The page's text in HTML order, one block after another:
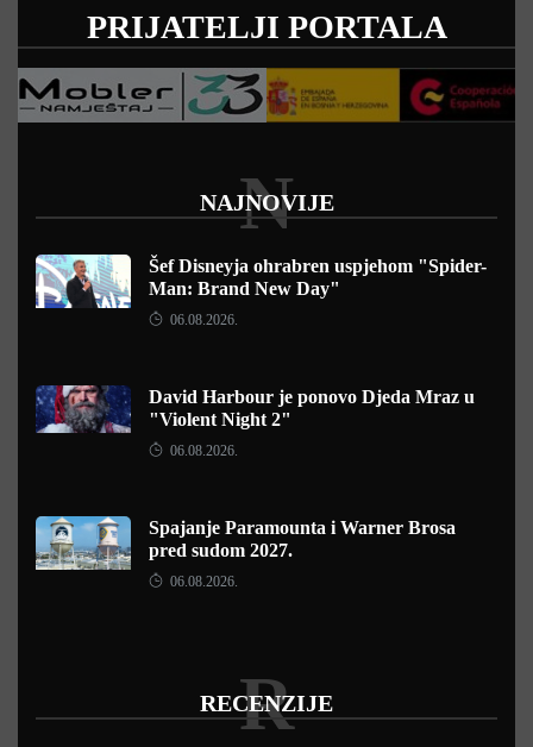
PRIJATELJI PORTALA
NAJNOVIJE
N
Šef Disneyja ohrabren uspjehom "Spider-
Man: Brand New Day"
06.08.2026.
David Harbour je ponovo Djeda Mraz u
"Violent Night 2"
06.08.2026.
Spajanje Paramounta i Warner Brosa
pred sudom 2027.
06.08.2026.
RECENZIJE
R